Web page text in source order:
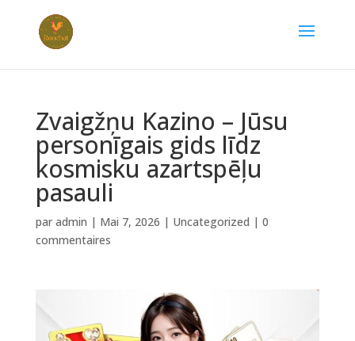
Zvaigžņu Kazino – Jūsu
personīgais gids līdz
kosmisku azartspēļu
pasauli
par admin | Mai 7, 2026 | Uncategorized | 0
commentaires